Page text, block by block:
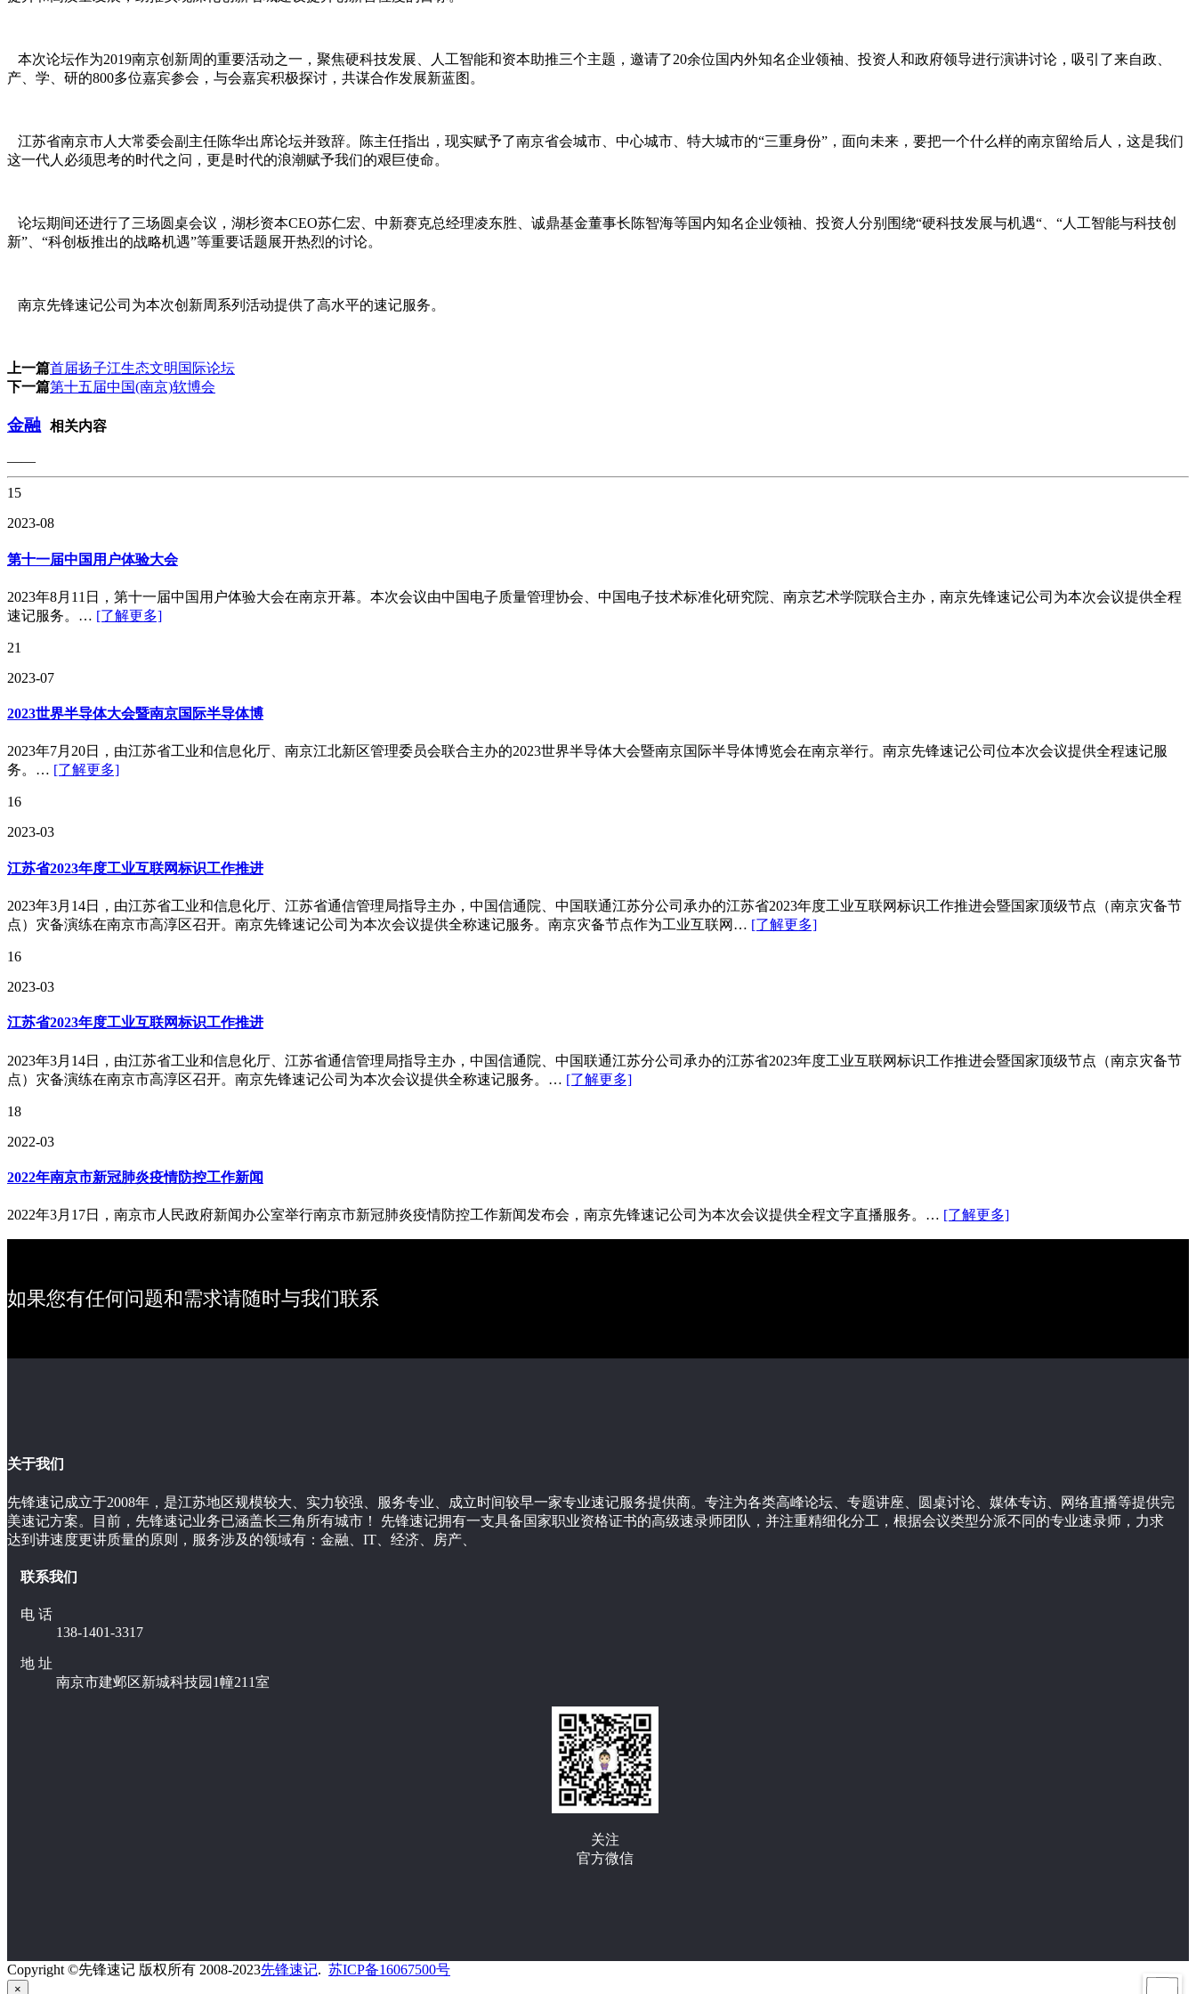
本次论坛作为2019南京创新周的重要活动之一，聚焦硬科技发展、人工智能和资本助推三个主题，邀请了20余位国内外知名企业领袖、投资人和政府领导进行演讲讨论，吸引了来自政、
产、学、研的800多位嘉宾参会，与会嘉宾积极探讨，共谋合作发展新蓝图。
江苏省南京市人大常委会副主任陈华出席论坛并致辞。陈主任指出，现实赋予了南京省会城市、中心城市、特大城市的“三重身份”，面向未来，要把一个什么样的南京留给后人，这是我们
这一代人必须思考的时代之问，更是时代的浪潮赋予我们的艰巨使命。
论坛期间还进行了三场圆桌会议，湖杉资本CEO苏仁宏、中新赛克总经理凌东胜、诚鼎基金董事长陈智海等国内知名企业领袖、投资人分别围绕“硬科技发展与机遇“、“人工智能与科技创
新”、“科创板推出的战略机遇”等重要话题展开热烈的讨论。
南京先锋速记公司为本次创新周系列活动提供了高水平的速记服务。
上一篇首届扬子江生态文明国际论坛
下一篇第十五届中国(南京)软博会
金融 相关内容
——
15
2023-08
第十一届中国用户体验大会
2023年8月11日，第十一届中国用户体验大会在南京开幕。本次会议由中国电子质量管理协会、中国电子技术标准化研究院、南京艺术学院联合主办，南京先锋速记公司为本次会议提供全程
速记服务。… [了解更多]
21
2023-07
2023世界半导体大会暨南京国际半导体博
2023年7月20日，由江苏省工业和信息化厅、南京江北新区管理委员会联合主办的2023世界半导体大会暨南京国际半导体博览会在南京举行。南京先锋速记公司位本次会议提供全程速记服
务。… [了解更多]
16
2023-03
江苏省2023年度工业互联网标识工作推进
2023年3月14日，由江苏省工业和信息化厅、江苏省通信管理局指导主办，中国信通院、中国联通江苏分公司承办的江苏省2023年度工业互联网标识工作推进会暨国家顶级节点（南京灾备节
点）灾备演练在南京市高淳区召开。南京先锋速记公司为本次会议提供全称速记服务。南京灾备节点作为工业互联网… [了解更多]
16
2023-03
江苏省2023年度工业互联网标识工作推进
2023年3月14日，由江苏省工业和信息化厅、江苏省通信管理局指导主办，中国信通院、中国联通江苏分公司承办的江苏省2023年度工业互联网标识工作推进会暨国家顶级节点（南京灾备节
点）灾备演练在南京市高淳区召开。南京先锋速记公司为本次会议提供全称速记服务。… [了解更多]
18
2022-03
2022年南京市新冠肺炎疫情防控工作新闻
2022年3月17日，南京市人民政府新闻办公室举行南京市新冠肺炎疫情防控工作新闻发布会，南京先锋速记公司为本次会议提供全程文字直播服务。… [了解更多]
如果您有任何问题和需求请随时与我们联系
关于我们
先锋速记成立于2008年，是江苏地区规模较大、实力较强、服务专业、成立时间较早一家专业速记服务提供商。专注为各类高峰论坛、专题讲座、圆桌讨论、媒体专访、网络直播等提供完
美速记方案。目前，先锋速记业务已涵盖长三角所有城市！ 先锋速记拥有一支具备国家职业资格证书的高级速录师团队，并注重精细化分工，根据会议类型分派不同的专业速录师，力求
达到讲速度更讲质量的原则，服务涉及的领域有：金融、IT、经济、房产、
联系我们
电 话
138-1401-3317
地 址
南京市建邺区新城科技园1幢211室
关注
官方微信
Copyright ©先锋速记 版权所有 2008-2023先锋速记. 苏ICP备16067500号
×